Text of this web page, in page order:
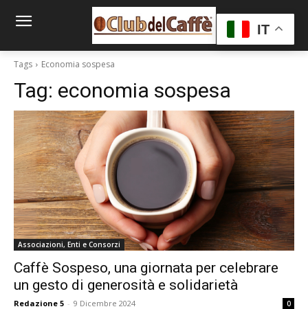
Tags Economia sospesa
Tag: economia sospesa
Associazioni, Enti e Consorzi
Caffè Sospeso, una giornata per celebrare
un gesto di generosità e solidarietà
Redazione 5 - 9 Dicembre 2024 0
IT